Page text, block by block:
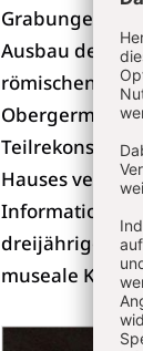
Grabungen
Ausbau des
römischen
Hauses
dreijähriger
museale